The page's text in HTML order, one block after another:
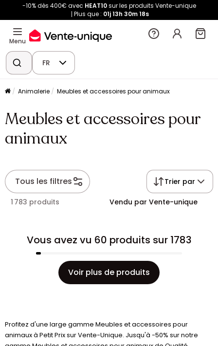
-10% dès 400€ avec HEAT10sur les produits Vente-unique
Plus que : 01j 13h 30m 17s
Menu
FR
Animalerie Meubles et accessoires pour animaux
Meubles et accessoires pour
animaux
Tous les filtres Trier par
1 783 produits Vendu par Vente-unique
Vous avez vu 60 produits sur 1783
Voir plus de produits
Profitez d'une large gamme Meubles et accessoires pour
animaux à Petit Prix sur Vente-Unique. Jusqu'à -50% sur notre